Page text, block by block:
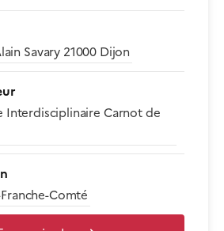
Savary 21000 Dijon​
Interdisciplinaire Carnot de
Comté